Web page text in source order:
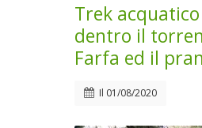
Trek
dentro il
Farfa ed il
Il 01/08/2020